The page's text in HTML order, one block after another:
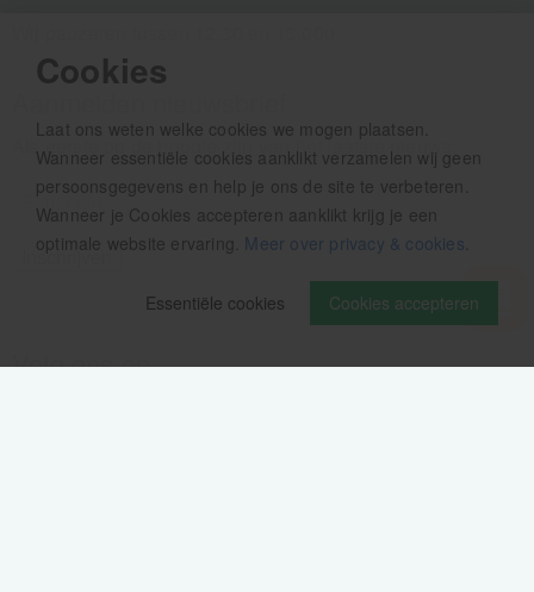
Cookies
Laat ons weten welke cookies we mogen plaatsen.
Wanneer essentiële cookies aanklikt verzamelen wij geen
persoonsgegevens en help je ons de site te verbeteren.
Wanneer je Cookies accepteren aanklikt krijg je een
optimale website ervaring. Meer over privacy & cookies
Cookies accepteren
Essentiële cookies
Als eerste op de hoogte zijn van het laatste nieuws:
Volg ons op